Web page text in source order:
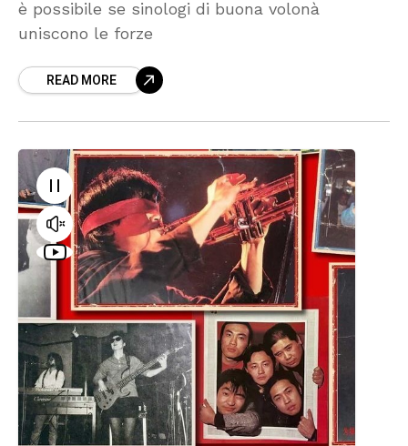
è possibile se sinologi di buona volonà
uniscono le forze
READ MORE